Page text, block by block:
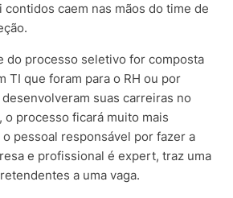
contidos caem nas mãos do time de
do processo seletivo for composta
TI que foram para o RH ou por
suas carreiras no
processo ficará muito mais
pessoal responsável por fazer a
e profissional é expert, traz uma
a uma vaga.